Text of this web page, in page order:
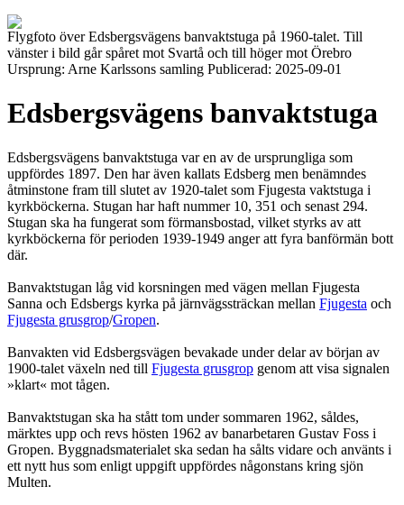
Flygfoto över Edsbergsvägens banvaktstuga på 1960-talet. Till
vänster i bild går spåret mot Svartå och till höger mot Örebro
Ursprung: Arne Karlssons samling Publicerad: 2025-09-01
Edsbergsvägens banvaktstuga
Edsbergsvägens banvaktstuga var en av de ursprungliga som
uppfördes 1897. Den har även kallats Edsberg men benämndes
åtminstone fram till slutet av 1920-talet som Fjugesta vaktstuga i
kyrkböckerna. Stugan har haft nummer 10, 351 och senast 294.
Stugan ska ha fungerat som förmansbostad, vilket styrks av att
kyrkböckerna för perioden 1939-1949 anger att fyra banförmän bott
där.
Banvaktstugan låg vid korsningen med vägen mellan Fjugesta
Sanna och Edsbergs kyrka på järnvägssträckan mellan Fjugesta och
Fjugesta grusgrop/Gropen.
Banvakten vid Edsbergsvägen bevakade under delar av början av
1900-talet växeln ned till Fjugesta grusgrop genom att visa signalen
»klart« mot tågen.
Banvaktstugan ska ha stått tom under sommaren 1962, såldes,
märktes upp och revs hösten 1962 av banarbetaren Gustav Foss i
Gropen. Byggnadsmaterialet ska sedan ha sålts vidare och använts i
ett nytt hus som enligt uppgift uppfördes någonstans kring sjön
Multen.